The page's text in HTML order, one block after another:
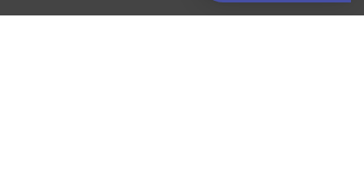
Conditions d’utilisation Contact